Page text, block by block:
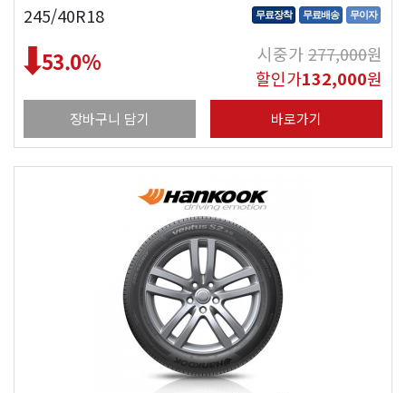
245/40R18 무료장착 무료배송 무이자
53.0% 시중가277,000원
할인가132,000원
장바구니 담기 바로가기